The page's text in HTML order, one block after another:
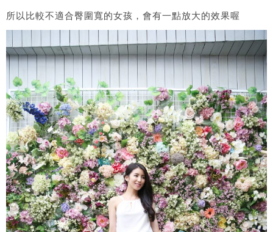
所以比較不適合臀圍寬的女孩，會有一點放大的效果喔